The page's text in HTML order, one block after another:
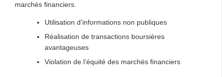
marchés financiers.
Utilisation d’informations non publiques
Réalisation de transactions boursières
avantageuses
Violation de l’équité des marchés financiers